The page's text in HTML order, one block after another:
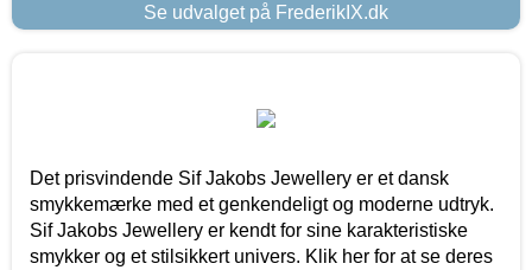
Se udvalget på FrederikIX.dk
Det prisvindende Sif Jakobs Jewellery er et dansk
smykkemærke med et genkendeligt og moderne udtryk.
Sif Jakobs Jewellery er kendt for sine karakteristiske
smykker og et stilsikkert univers. Klik her for at se deres